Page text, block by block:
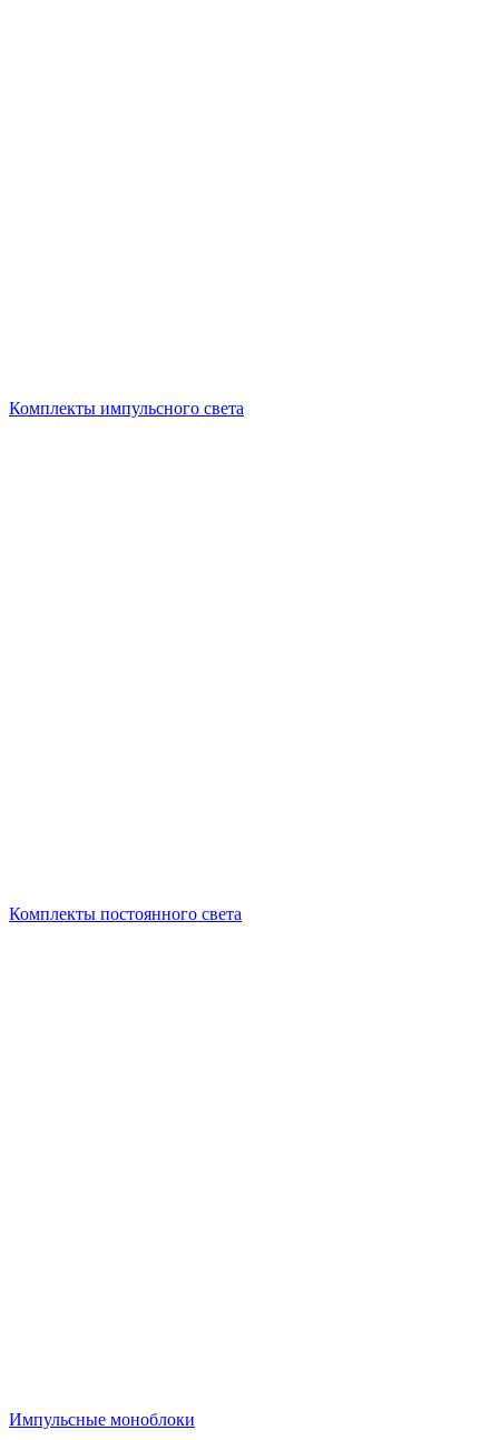
Комплекты импульсного света
Комплекты постоянного света
Импульсные моноблоки